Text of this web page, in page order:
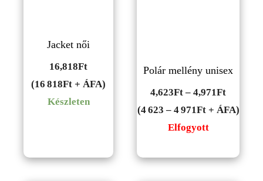
Jacket női
16,818Ft
(16 818Ft + ÁFA)
Készleten
Polár mellény unisex
4,623Ft – 4,971Ft
4,623Ft
(4 623 – 4 971Ft + ÁFA)
Elfogyott